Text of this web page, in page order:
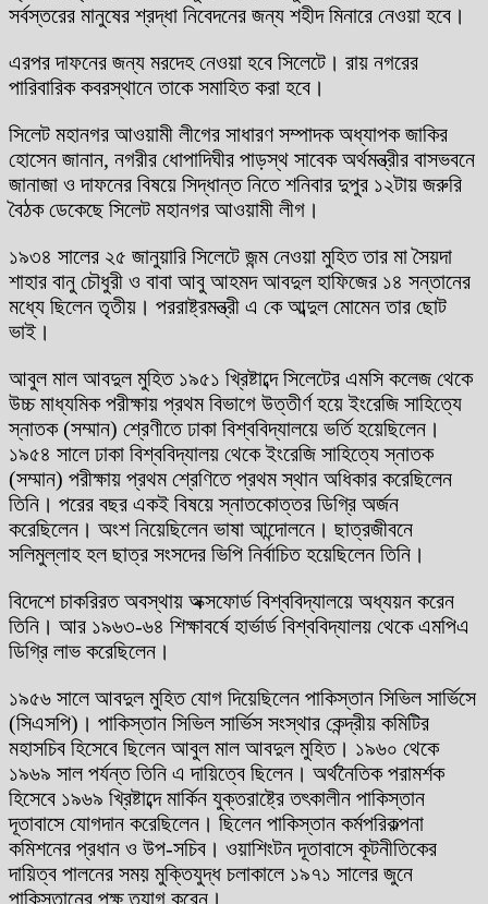
সর্বস্তরের মানুষের শ্রদ্ধা নিবেদনের জন্য শহীদ মিনারে নেওয়া হবে।
এরপর দাফনের জন্য মরদেহ নেওয়া হবে সিলেটে। রায় নগরের
পারিবারিক কবরস্থানে তাকে সমাহিত করা হবে।
সিলেট মহানগর আওয়ামী লীগের সাধারণ সম্পাদক অধ্যাপক জাকির
হোসেন জানান, নগরীর ধোপাদিঘীর পাড়স্থ সাবেক অর্থমন্ত্রীর বাসভবনে
জানাজা ও দাফনের বিষয়ে সিদ্ধান্ত নিতে শনিবার দুপুর ১২টায় জরুরি
বৈঠক ডেকেছে সিলেট মহানগর আওয়ামী লীগ।
১৯৩৪ সালের ২৫ জানুয়ারি সিলেটে জন্ম নেওয়া মুহিত তার মা সৈয়দা
শাহার বানু চৌধুরী ও বাবা আবু আহমদ আবদুল হাফিজের ১৪ সন্তানের
মধ্যে ছিলেন তৃতীয়। পররাষ্ট্রমন্ত্রী এ কে আব্দুল মোমেন তার ছোট
ভাই।
আবুল মাল আবদুল মুহিত ১৯৫১ খ্রিষ্টাব্দে সিলেটের এমসি কলেজ থেকে
উচ্চ মাধ্যমিক পরীক্ষায় প্রথম বিভাগে উত্তীর্ণ হয়ে ইংরেজি সাহিত্যে
স্নাতক (সম্মান) শ্রেণীতে ঢাকা বিশ্ববিদ্যালয়ে ভর্তি হয়েছিলেন।
১৯৫৪ সালে ঢাকা বিশ্ববিদ্যালয় থেকে ইংরেজি সাহিত্যে স্নাতক
(সম্মান) পরীক্ষায় প্রথম শ্রেণিতে প্রথম স্থান অধিকার করেছিলেন
তিনি। পরের বছর একই বিষয়ে স্নাতকোত্তর ডিগ্রি অর্জন
করেছিলেন। অংশ নিয়েছিলেন ভাষা আন্দোলনে। ছাত্রজীবনে
সলিমুল্লাহ হল ছাত্র সংসদের ভিপি নির্বাচিত হয়েছিলেন তিনি।
বিদেশে চাকরিরত অবস্থায় অক্সফোর্ড বিশ্ববিদ্যালয়ে অধ্যয়ন করেন
তিনি। আর ১৯৬৩-৬৪ শিক্ষাবর্ষে হার্ভার্ড বিশ্ববিদ্যালয় থেকে এমপিএ
ডিগ্রি লাভ করেছিলেন।
১৯৫৬ সালে আবদুল মুহিত যোগ দিয়েছিলেন পাকিস্তান সিভিল সার্ভিসে
(সিএসপি)। পাকিস্তান সিভিল সার্ভিস সংস্থার কেন্দ্রীয় কমিটির
মহাসচিব হিসেবে ছিলেন আবুল মাল আবদুল মুহিত। ১৯৬০ থেকে
১৯৬৯ সাল পর্যন্ত তিনি এ দায়িত্বে ছিলেন। অর্থনৈতিক পরামর্শক
হিসেবে ১৯৬৯ খ্রিষ্টাব্দে মার্কিন যুক্তরাষ্ট্রে তৎকালীন পাকিস্তান
দূতাবাসে যোগদান করেছিলেন। ছিলেন পাকিস্তান কর্মপরিকল্পনা
কমিশনের প্রধান ও উপ-সচিব। ওয়াশিংটন দূতাবাসে কূটনীতিকের
দায়িত্ব পালনের সময় মুক্তিযুদ্ধ চলাকালে ১৯৭১ সালের জুনে
পাকিস্তানের পক্ষ ত্যাগ করেন।